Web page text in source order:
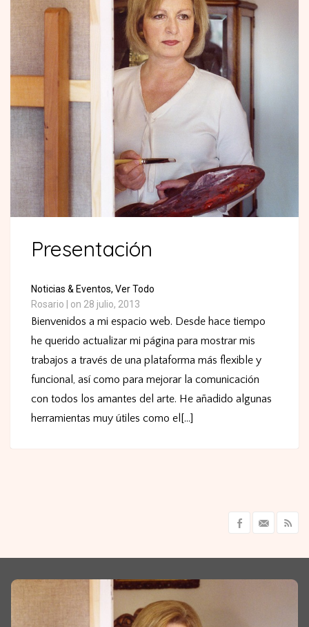
Presentación
Noticias & Eventos, Ver Todo
Rosario
on 28 julio, 2013
Bienvenidos a mi espacio web. Desde hace tiempo
he querido actualizar mi página para mostrar mis
trabajos a través de una plataforma más flexible y
funcional, así como para mejorar la comunicación
con todos los amantes del arte. He añadido algunas
herramientas muy útiles como el[...]